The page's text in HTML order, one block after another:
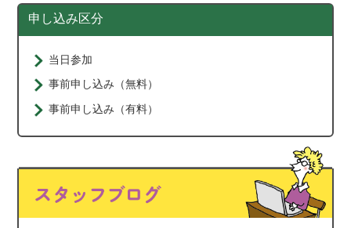
申し込み区分
当日参加
事前申し込み（無料）
事前申し込み（有料）